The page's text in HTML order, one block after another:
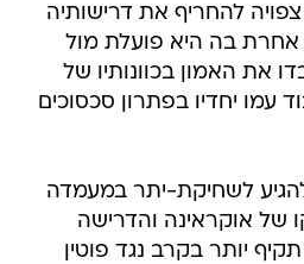
להחריף את דרישותיה
אחרת בה היא פועלת מול
את האמון בכוונותיו של
עמו יחדיו בפתרון סכסוכים
לשחיקת-יתר במעמדה
של אוקראינה והדרישה
יותר בקרב נגד פוטין